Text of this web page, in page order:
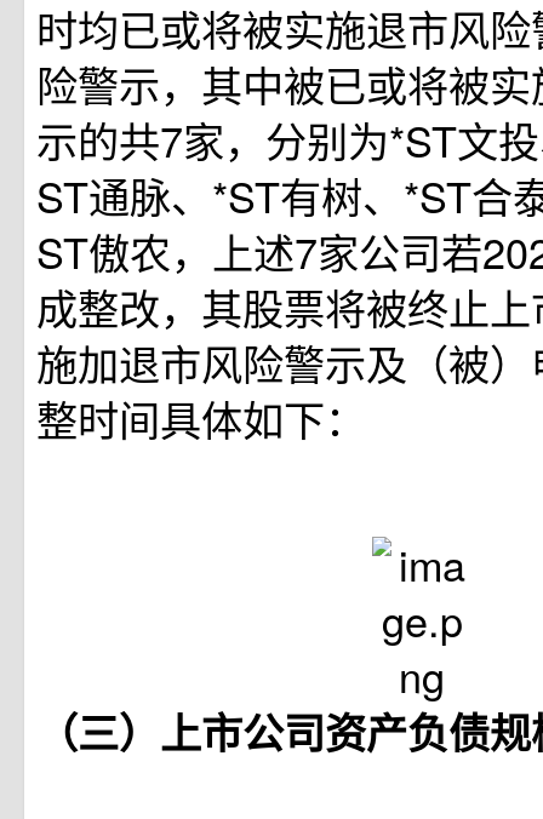
时均已或将被实施退市风
险警示，其中被已或将被
示的共7家，分别为*ST文
ST通脉、*ST有树、*ST合
ST傲农，上述7家公司若
成整改，其股票将被终止
施加退市风险警示及（被
整时间具体如下：
（三）上市公司资产负债